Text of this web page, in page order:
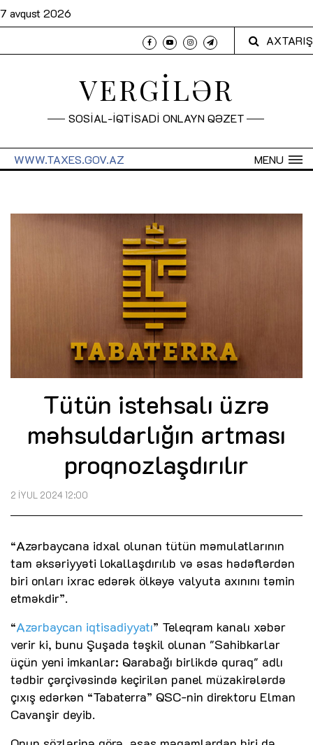
7 avqust 2026
AXTARIŞ
VERGİLƏR
SOSİAL-İQTİSADİ ONLAYN QƏZET
MENU
WWW.TAXES.GOV.AZ
Tütün istehsalı üzrə
məhsuldarlığın artması
proqnozlaşdırılır
2 İYUL 2024 12:00
“Azərbaycana idxal olunan tütün məmulatlarının
tam əksəriyyəti lokallaşdırılıb və əsas hədəflərdən
biri onları ixrac edərək ölkəyə valyuta axınını təmin
etməkdir”.
“Azərbaycan iqtisadiyyatı” Teleqram kanalı xəbər
verir ki, bunu Şuşada təşkil olunan "Sahibkarlar
üçün yeni imkanlar: Qarabağı birlikdə quraq" adlı
tədbir çərçivəsində keçirilən panel müzakirələrdə
çıxış edərkən “Tabaterra” QSC-nin direktoru Elman
Cavanşir deyib.